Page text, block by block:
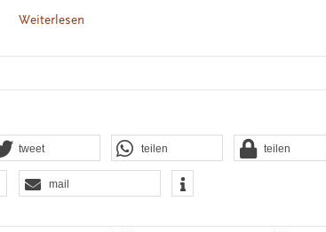
Weiterlesen
tweet teilen teilen
mail